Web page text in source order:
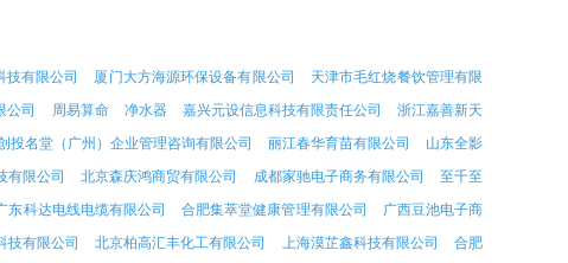
技有限公司 厦门大方海源环保设备有限公司
天津市毛红烧餐饮管理有限
公司 周易算命 净水器 嘉兴元设信息科技有限责任公司
浙江嘉善新天
投名堂（广州）企业管理咨询有限公司 丽江春华育苗有限公司
山东全影
有限公司 北京森庆鸿商贸有限公司 成都家驰电子商务有限公司
至千至
东科达电线电缆有限公司 合肥集萃堂健康管理有限公司
广西豆池电子商
技有限公司 北京柏高汇丰化工有限公司 上海漠芷鑫科技有限公司 合肥